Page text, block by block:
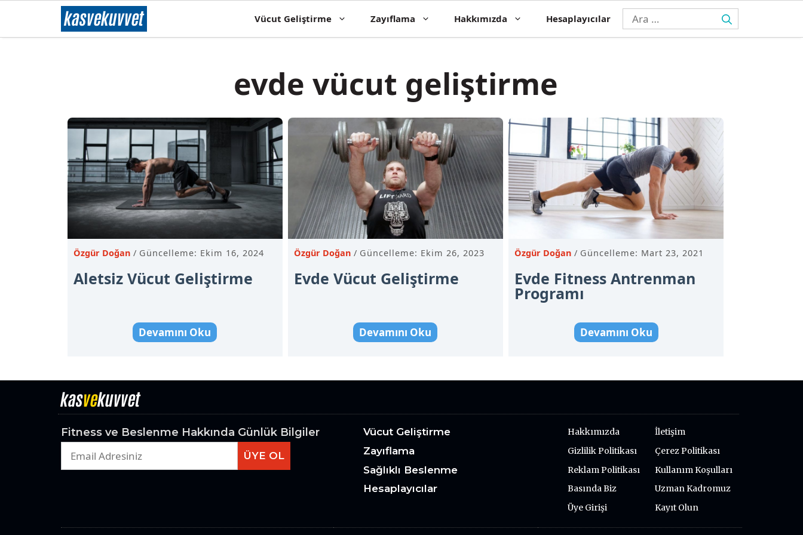
Vücut Geliştirme Zayıflama Hakkımızda Hesaplayıcılar
için
ara
kasvekuvvet
evde vücut geliştirme
Aletsiz Vücut Geliştirme
Güncelleme: Ekim 16, 2024
Özgür Doğan
Devamını Oku
Evde Vücut Geliştirme
Güncelleme: Ekim 26, 2023
Özgür Doğan
Devamını Oku
Evde Fitness Antrenman
Programı
Güncelleme: Mart 23, 2021
Özgür Doğan
Devamını Oku
kasvekuvvet
Fitness ve Beslenme Hakkında Günlük Bilgiler
ÜYE OL
Vücut Geliştirme
Zayıflama
Sağlıklı Beslenme
Hesaplayıcılar
Hakkımızda
İletişim
Gizlilik Politikası
Çerez Politikası
Reklam Politikası
Kullanım Koşulları
Basında Biz
Uzman Kadromuz
Üye Girişi
Kayıt Olun